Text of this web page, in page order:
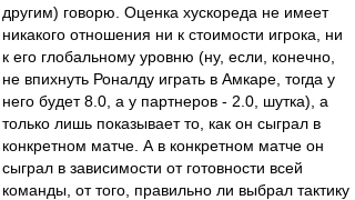
другим) говорю. Оценка хускореда не имеет
никакого отношения ни к стоимости игрока, ни
к его глобальному уровню (ну, если, конечно,
не впихнуть Роналду играть в Амкаре, тогда у
него будет 8.0, а у партнеров - 2.0, шутка), а
только лишь показывает то, как он сыграл в
конкретном матче. А в конкретном матче он
сыграл в зависимости от готовности всей
команды, от того, правильно ли выбрал тактику